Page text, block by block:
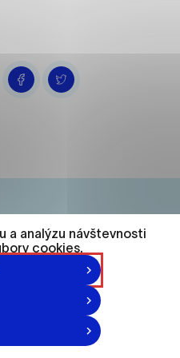
n.l.
a analýzu návštevnosti
cookies.
a prístup k
stránky. Bez
Všetky dáta sa